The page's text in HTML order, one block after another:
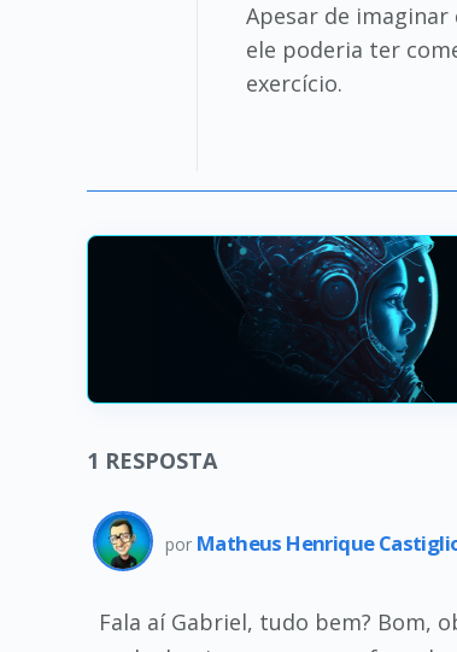
Apesar de
ele poderia ter
exercício.
1 RESPOSTA
por Matheus Henrique
Fala aí Gabriel, tudo bem? Bom,